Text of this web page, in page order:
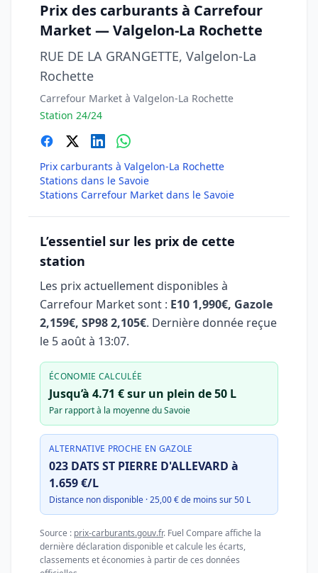
Prix des carburants à Carrefour
Market — Valgelon-La Rochette
RUE DE LA GRANGETTE, Valgelon-La
Rochette
Carrefour Market à Valgelon-La Rochette
Station 24/24
Prix carburants à Valgelon-La Rochette
Stations dans le Savoie
Stations Carrefour Market dans le Savoie
L’essentiel sur les prix de cette
station
Les prix actuellement disponibles à
Carrefour Market sont : E10 1,990€, Gazole
2,159€, SP98 2,105€. Dernière donnée reçue
le 5 août à 13:07.
ÉCONOMIE CALCULÉE
Jusqu’à 4.71 € sur un plein de 50 L
Par rapport à la moyenne du Savoie
ALTERNATIVE PROCHE EN GAZOLE
023 DATS ST PIERRE D'ALLEVARD à
1.659 €/L
Distance non disponible · 25,00 € de moins sur 50 L
Source : prix-carburants.gouv.fr. Fuel Compare affiche la
dernière déclaration disponible et calcule les écarts,
classements et économies à partir de ces données